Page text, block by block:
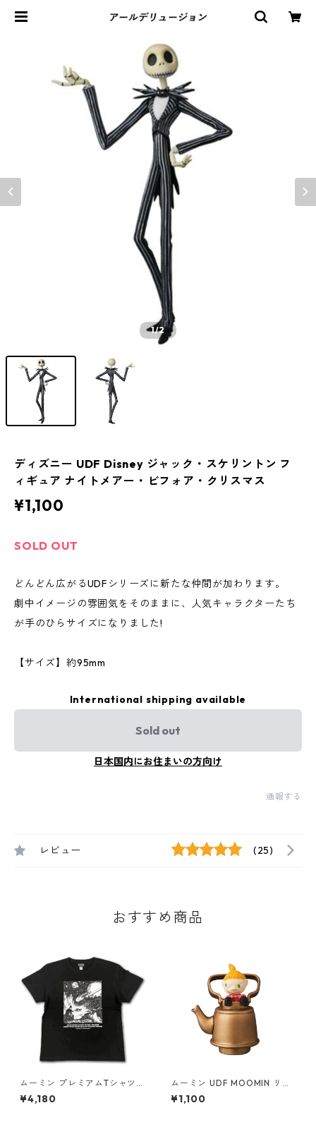
1/2
ディズニー UDF Disney ジャック・スケリントン フ
ィギュア ナイトメアー・ビフォア・クリスマス
¥1,100
SOLD OUT
どんどん広がるUDFシリーズに新たな仲間が加わります。
劇中イメージの雰囲気をそのままに、人気キャラクターたち
が手のひらサイズになりました!
【サイズ】約95mm
International shipping available
Sold out
日本国内にお住まいの方向け
通報する
レビュー (25)
おすすめ商品
ムーミン プレミアムTシャツ
たのしい ブラック 飛行おに 8
0th 小説TEE MOOMIN グッズ
¥4,180
ムーミン UDF MOOMIN リト
ルミイ&薬缶 フィギュア
¥1,100